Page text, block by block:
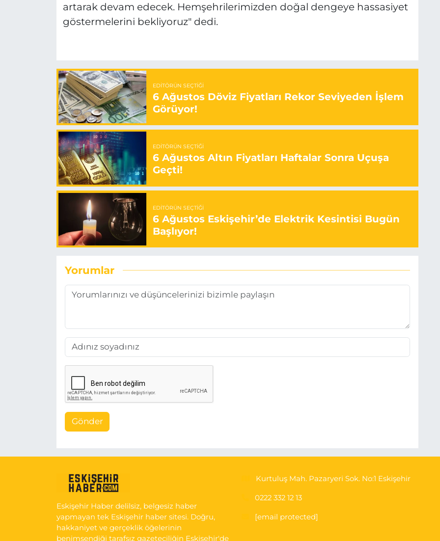
artarak devam edecek. Hemşehrilerimizden doğal dengeye hassasiyet
göstermelerini bekliyoruz" dedi.
EDITÖRÜN SEÇTIĞI
6 Ağustos Döviz Fiyatları Rekor Seviyeden İşlem
Görüyor!
EDITÖRÜN SEÇTIĞI
6 Ağustos Altın Fiyatları Haftalar Sonra Uçuşa
Geçti!
EDITÖRÜN SEÇTIĞI
6 Ağustos Eskişehir’de Elektrik Kesintisi Bugün
Başlıyor!
Yorumlar
Gönder
Eskişehir Haber delilsiz, belgesiz haber
yapmayan tek Eskişehir haber sitesi. Doğru,
hakkaniyet ve gerçeklik öğelerinin
benimsendiği tarafsız gazeteciliğin Eskişehir'de
Kurtuluş Mah. Pazaryeri Sok. No:1 Eskişehir
0222 332 12 13
[email protected]